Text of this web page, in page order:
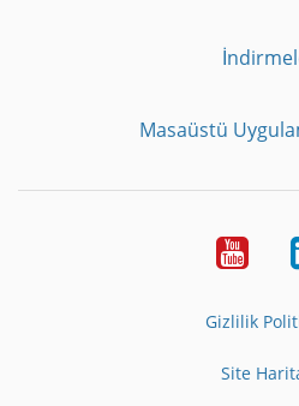
Masaüstü
Gizlilik
Site